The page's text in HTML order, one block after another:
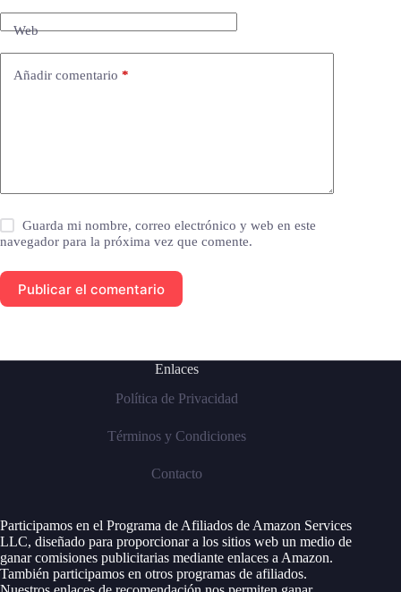
Web
Añadir comentario *
Guarda mi nombre, correo electrónico y web en este
navegador para la próxima vez que comente.
Publicar el comentario
Enlaces
Política de Privacidad
Términos y Condiciones
Contacto
Participamos en el Programa de Afiliados de Amazon Services
LLC, diseñado para proporcionar a los sitios web un medio de
ganar comisiones publicitarias mediante enlaces a Amazon.
También participamos en otros programas de afiliados.